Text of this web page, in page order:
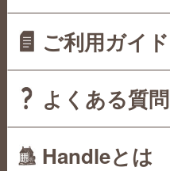
ご利用ガイド
よくある質問
Handleとは